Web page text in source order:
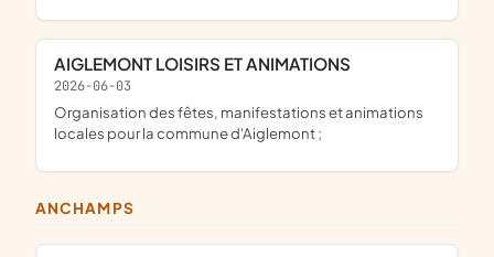
AIGLEMONT LOISIRS ET ANIMATIONS
2026-06-03
organisation des fêtes, manifestations et animations
locales pour la commune d'Aiglemont ;
ANCHAMPS